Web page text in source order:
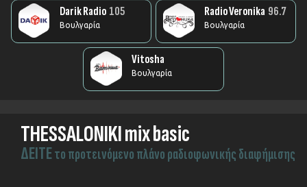
Darik Radio 105
Βουλγαρία
Radio Veronika 96.7
Βουλγαρία
Vitosha
Βουλγαρία
THESSALONIKI mix basic
ΔEITEτο προτεινόμενο πλάνο ραδιοφωνικής διαφήμισης